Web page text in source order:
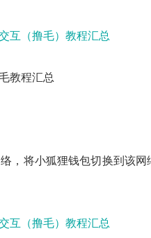
教程汇总
，将小狐狸钱包切换到该